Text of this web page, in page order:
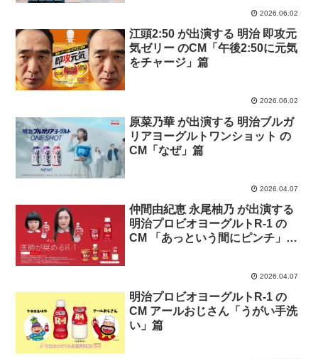
2026.06.02
江頭2:50 が出演する 明治 即攻元
気ゼリー のCM「午後2:50に元気
をチャージ」篇
2026.06.02
原菜乃華 が出演する 明治ブルガ
リアヨーグルトワンショット の
CM「なぜ」篇
2026.04.07
仲間由紀恵 永尾柚乃 が出演する
明治プロビオヨーグルトR-1 の
CM 「あっという間にピンチ」篇
2026.04.07
明治プロビオヨーグルトR-1 の
CM アールおじさん「うがい手洗
い」篇